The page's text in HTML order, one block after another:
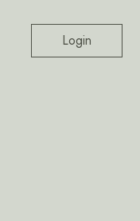
Login